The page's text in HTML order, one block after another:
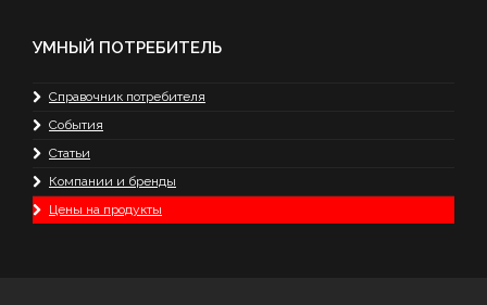
УМНЫЙ ПОТРЕБИТЕЛЬ
Справочник потребителя
События
Статьи
Компании и бренды
Цены на продукты